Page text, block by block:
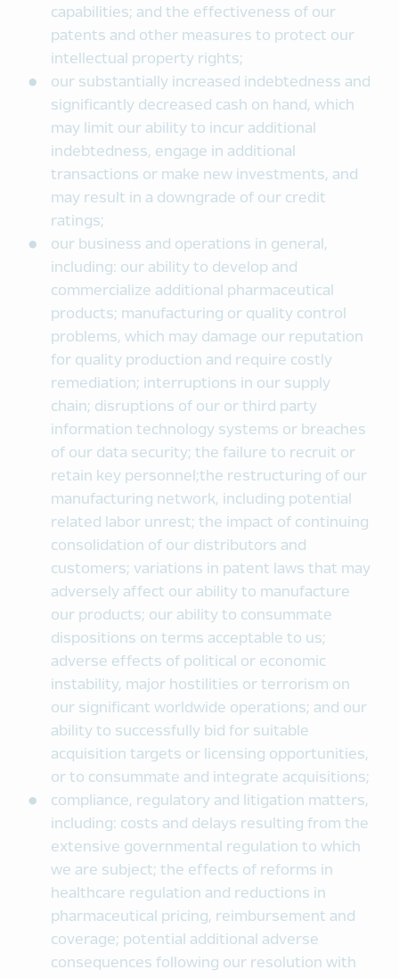
capabilities; and the effectiveness of our
patents and other measures to protect our
intellectual property rights;
our substantially increased indebtedness and
significantly decreased cash on hand, which
may limit our ability to incur additional
indebtedness, engage in additional
transactions or make new investments, and
may result in a downgrade of our credit
ratings;
our business and operations in general,
including: our ability to develop and
commercialize additional pharmaceutical
products; manufacturing or quality control
problems, which may damage our reputation
for quality production and require costly
remediation; interruptions in our supply
chain; disruptions of our or third party
information technology systems or breaches
of our data security; the failure to recruit or
retain key personnel;the restructuring of our
manufacturing network, including potential
related labor unrest; the impact of continuing
consolidation of our distributors and
customers; variations in patent laws that may
adversely affect our ability to manufacture
our products; our ability to consummate
dispositions on terms acceptable to us;
adverse effects of political or economic
instability, major hostilities or terrorism on
our significant worldwide operations; and our
ability to successfully bid for suitable
acquisition targets or licensing opportunities,
or to consummate and integrate acquisitions;
compliance, regulatory and litigation matters,
including: costs and delays resulting from the
extensive governmental regulation to which
we are subject; the effects of reforms in
healthcare regulation and reductions in
pharmaceutical pricing, reimbursement and
coverage; potential additional adverse
consequences following our resolution with